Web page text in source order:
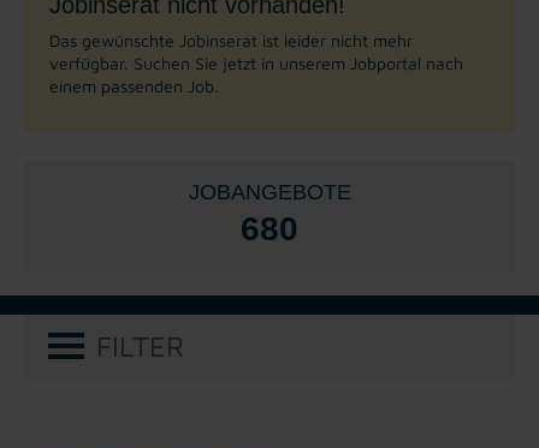
Das gewünschte Jobinserat ist leider nicht mehr
verfügbar. Suchen Sie jetzt in unserem Jobportal nach
einem passenden Job.
JOBANGEBOTE
680
FILTER